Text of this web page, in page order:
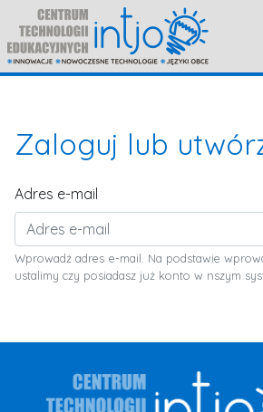
Zaloguj lub
Adres e-mail
Wprowadż adres e-mail. Na podstawie
ustalimy czy posiadasz już konto w nszym